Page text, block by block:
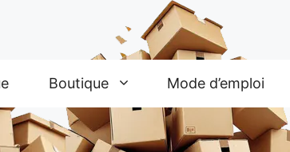
Boutique Mode d’emploi